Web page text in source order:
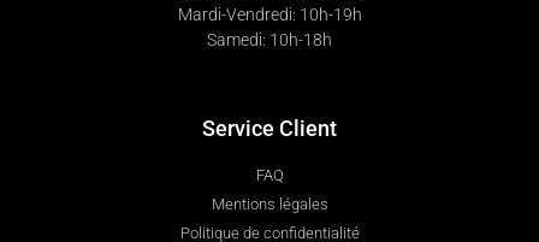
Mardi-Vendredi: 10h-19h
Samedi: 10h-18h
Service Client
FAQ
Mentions légales
Politique de confidentialité